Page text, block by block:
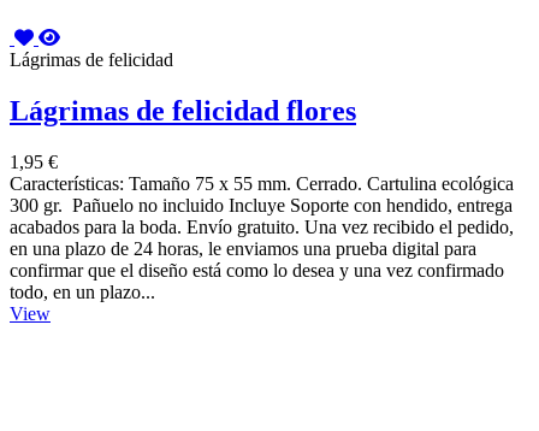
Lágrimas de felicidad
Lágrimas de felicidad flores
1,95 €
Características: Tamaño 75 x 55 mm. Cerrado. Cartulina ecológica
300 gr. Pañuelo no incluido Incluye Soporte con hendido, entrega
acabados para la boda. Envío gratuito. Una vez recibido el pedido,
en una plazo de 24 horas, le enviamos una prueba digital para
confirmar que el diseño está como lo desea y una vez confirmado
todo, en un plazo...
View